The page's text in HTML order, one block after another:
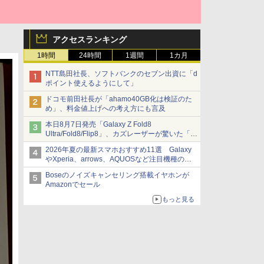
アクセスランキング
1時間 24時間 1週間 1カ月
NTT島田社長、ソフトバンクのセブン出資に「d
ポイント使えるようにして」
ドコモ前田社長が「ahamo40GB化は検証のた
め」、料金値上げへの考え方にも言及
本日8月7日発売「Galaxy Z Fold8
Ultra/Fold8/Flip8」、カズレーザーが驚いた「そ
ば屋のメニュー並みの薄さ」
2026年夏の最新スマホおすすめ11選 Galaxy
やXperia、arrows、AQUOSなど注目機種の特
徴は
Boseのノイズキャンセリング搭載イヤホンが
Amazonでセール
もっと見る